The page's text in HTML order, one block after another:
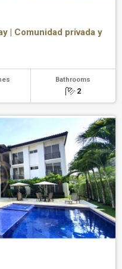
| Comunidad privada y
Bathrooms
2